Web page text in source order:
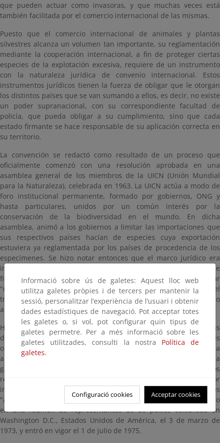
que pueden actuar como invasoras, y que muchas veces está
también facilitada por el comercio internacional de las mismas.
Puesto que el comercio internacional de animales y plantas
silvestres alcanza un volumen tan importante, su reglamentación
mediante la cooperación internacional, a fin de proteger ciertas
especies de la explotación excesiva, requiere de un instrumento
con la naturaleza jurídica de convenio internacional. Estos
instrumentos jurídicos tienen la fuerza de obligar que le otorgan
los distintos países que se van sumando a ellos, es decir, no existe
un poder supranacional, con su correspondiente facultad de
policía, que pueda obligar a su cumplimiento, sino que cada
estado firmante se hace responsable de su aplicación correcta en
su territorio.
La convención se redactó como resultado de un proceso que
oficialmente comenzó con una resolución aprobada en una
asamblea general de los miembros de la UICN (Unión Mundial
para la Naturaleza), celebrada en 1963. La UICN actúa a modo de
foro institucional permanente, formado por gobiernos, ONG y
hasta particulares, unidos por un común interés por la
conservación de la biodiversidad en el mundo. En dicha
asamblea, animó a los gobiernos a limitar las importaciones que
sus respectivos países hacían de especies cuya exportación
estuviera ya reglamentada por los países de procedencia de los
especímenes. Se hizo notar entonces que el marco jurídico era
insuficiente para llevar a cabo ese tipo de propuesta, por lo que
finalmente se aprobó una resolución que invitaba a concertar
"una convención internacional que regulara la exportación, el
tránsito y la importación de especies silvestres raras o
amenazadas o sus pieles y trofeos".
Hoy en día, la CITES ofrece diversos grados de protección a más
de 30.000 especies de animales y plantas. Muchas de las especies
objeto de comercio no están en este momento en peligro, pero la
aplicación de un control se considera conveniente con miras a
garantizar la sustentabilidad de su comercio (preservar esos
recursos). Sin embargo, el título de la convención, quizás por
inercia desde aquella resolución, sólo se refiere a especies
"amenazadas". El texto de la convención fue finalmente acordado
en una reunión de representantes de 80 países celebrada en
Washington D.C., Estados Unidos de América, el 3 de marzo de
1973, y entró en vigor el 1 de julio de 1975.
Informació sobre ús de galetes: Aquest lloc web
utilitza galetes pròpies i de tercers per mantenir la
sessió, personalitzar l’experiència de l’usuari i obtenir
dades estadístiques de navegació. Pot acceptar totes
les galetes o, si vol, pot configurar quin tipus de
galetes permetre. Per a més informació sobre les
galetes utilitzades, consulti la nostra Política de
galetes.
Configuració cookies Acceptar cookies